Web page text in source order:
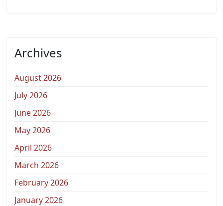
Archives
August 2026
July 2026
June 2026
May 2026
April 2026
March 2026
February 2026
January 2026